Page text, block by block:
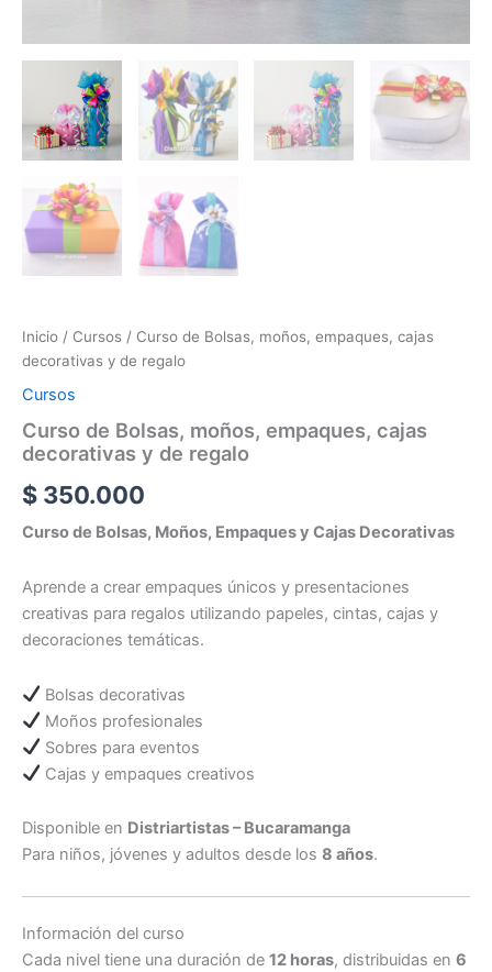
Inicio / Cursos / Curso de Bolsas, moños, empaques, cajas
decorativas y de regalo
Cursos
Curso de Bolsas, moños, empaques, cajas
decorativas y de regalo
$ 350.000
Curso de Bolsas, Moños, Empaques y Cajas Decorativas
Aprende a crear empaques únicos y presentaciones
creativas para regalos utilizando papeles, cintas, cajas y
decoraciones temáticas.
Bolsas decorativas
Moños profesionales
Sobres para eventos
Cajas y empaques creativos
Disponible en Distriartistas – Bucaramanga
Para niños, jóvenes y adultos desde los 8 años.
Información del curso
Cada nivel tiene una duración de 12 horas, distribuidas en 6